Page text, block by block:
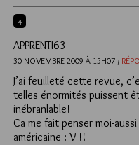
4
APPRENTI63
30 NOVEMBRE 2009 À 15H07 /
J’ai feuilleté cette revue,
telles énormités puissent
inébranlable!
Ca me fait penser moi-
américaine : V !!